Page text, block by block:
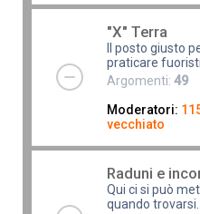
"X" Terra
Il posto giusto
praticare
Argomenti: 49
Moderatori:
vecchiato
Raduni e
Qui ci si può
quando